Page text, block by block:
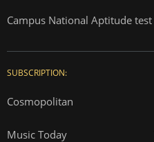
Campus National Aptitude test
SUBSCRIPTION:
Cosmopolitan
Music Today